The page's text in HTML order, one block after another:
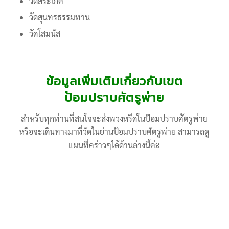
วัดสุนทรธรรมทาน
วัดโสมนัส
ข้อมูลเพิ่มเติมเกี่ยวกับเขต
ป้อมปราบศัตรูพ่าย
สำหรับทุกท่านที่สนใจจะส่งพวงหรีดในป้อมปราบศัตรูพ่าย
หรือจะเดินทางมาที่วัดในย่านป้อมปราบศัตรูพ่าย สามารถดู
แผนที่คร่าวๆได้ด้านล่างนี้ค่ะ